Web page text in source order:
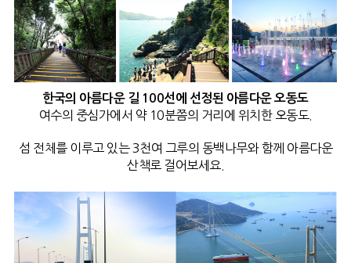
한국의 아름다운 길 100선에 선정된 아름다운 오동도
여수의 중심가에서 약 10분쯤의 거리에 위치한 오동도.
섬 전체를 이루고 있는 3천여 그루의 동백나무와 함께 아름다운
산책로 걸어보세요.